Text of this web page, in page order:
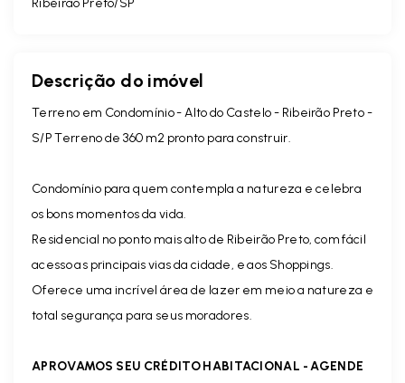
Ribeirão Preto/SP
Descrição do imóvel
Terreno em Condomínio - Alto do Castelo - Ribeirão Preto -
S/P Terreno de 360 m2 pronto para construir.
Condomínio para quem contempla a natureza e celebra
os bons momentos da vida.
Residencial no ponto mais alto de Ribeirão Preto, com fácil
acesso as principais vias da cidade, e aos Shoppings.
Oferece uma incrível área de lazer em meio a natureza e
total segurança para seus moradores.
APROVAMOS SEU CRÉDITO HABITACIONAL - AGENDE